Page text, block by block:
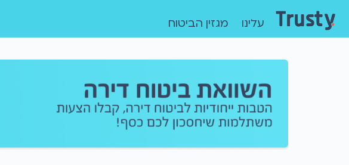
עלינו מגזין הביטוח